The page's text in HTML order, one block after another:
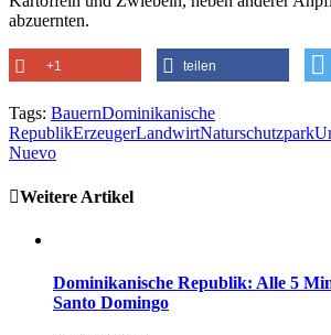
abzuernten.
+1 teilen
Tags: BauernDominikanische
RepublikErzeugerLandwirtNaturschutzpark
Nuevo
Weitere Artikel
Dominikanische Republik: Alle 5
Santo Domingo